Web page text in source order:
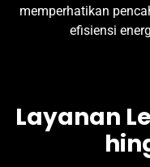
memperhatikan
efisiensi
Layanan